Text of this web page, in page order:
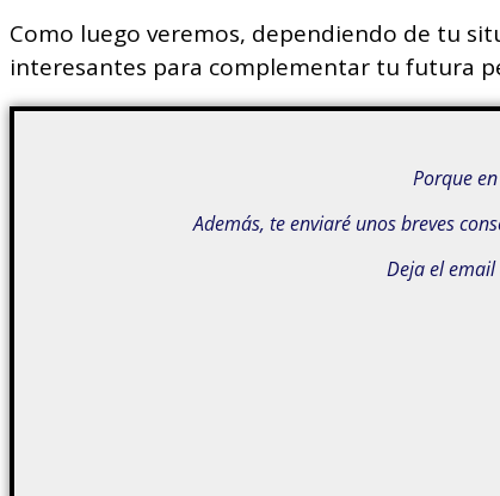
Como luego veremos, dependiendo de tu
interesantes para complementar tu futura
Porque
Además, te enviaré unos breves
Deja el